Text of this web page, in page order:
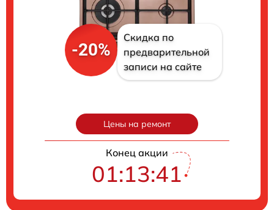
-20%
Скидка по
предварительной
записи на сайте
Цены на ремонт
Конец акции
01:13:40